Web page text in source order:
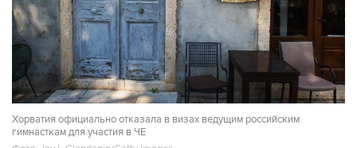
Хорватия официально отказала в визах ведущим российским
гимнасткам для участия в ЧЕ